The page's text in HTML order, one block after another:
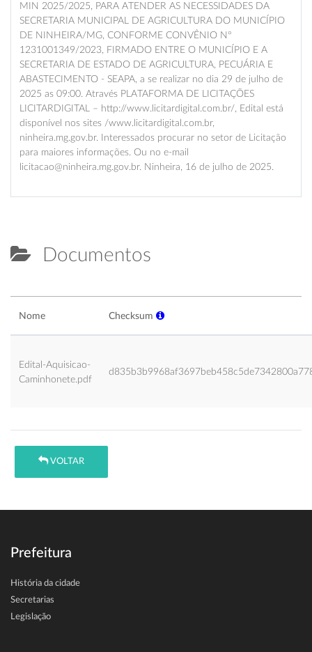
MIN 2025/2025, PARA ATENDER AS NECESSIDADES DA
SECRETARIA MUNICIPAL DE AGRICULTURA DO MUNICÍPIO
DE NINHEIRA/MG, CONFORME CONVÊNIO Nº
1231001349/2023, FIRMADO ENTRE O MUNICÍPIO E A
SECRETARIA DE ESTADO DE AGRICULTURA, PECUÁRIA E
ABASTECIMENTO - SEAPA, a se realizar no dia 29 de julho de
2025 as 09:00. Através PLATAFORMA DE LICITAÇÕES
LICITARDIGITAL – http://www.licitardigital.com.br/, Edital está
disponível nos sites /www.licitardigital.com.br,
ninheira.mg.gov.br. Interessados procurar no setor de Licitação
para maiores informações. Ou no e-mail
licitacao@ninheira.mg.gov.br. Ninheira, 16 de julho de 2025.
Documentos
Nome Checksum
Edital-Aquisicao-
Caminhonete.pdf
VOLTAR
Prefeitura
História da cidade
Secretarias
Legislação